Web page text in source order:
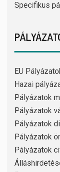
Specifikus
EU
Hazai
Pályázatok
Pályázatok
Pályázatok
Pályázatok
Pályázatok